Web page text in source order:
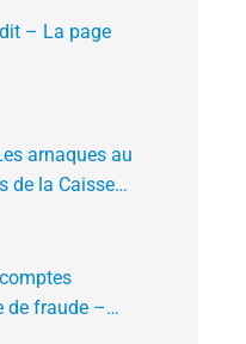
– La page
arnaques au
de la Caisse
de fraude –
rempart contre